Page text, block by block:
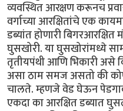
व्यवस्थित आरक्षण करूनच
वर्गाच्या आरक्षितांचे एक
डब्यांत होणारी
घुसखोरी. या घुसखोरांमध्ये
तृतीयपंथी आणि भिकारी असे
असा ठाम समज असतो की
चालते. म्हणजे वेड घेऊन
एकदा का आरक्षित डब्यात